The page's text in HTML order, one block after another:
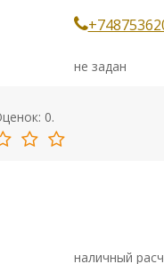
не задан
0.
наличный